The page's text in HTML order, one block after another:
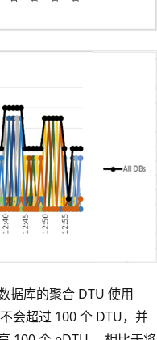
据库的聚合 DTU 使用
会超过 100 个 DTU，并